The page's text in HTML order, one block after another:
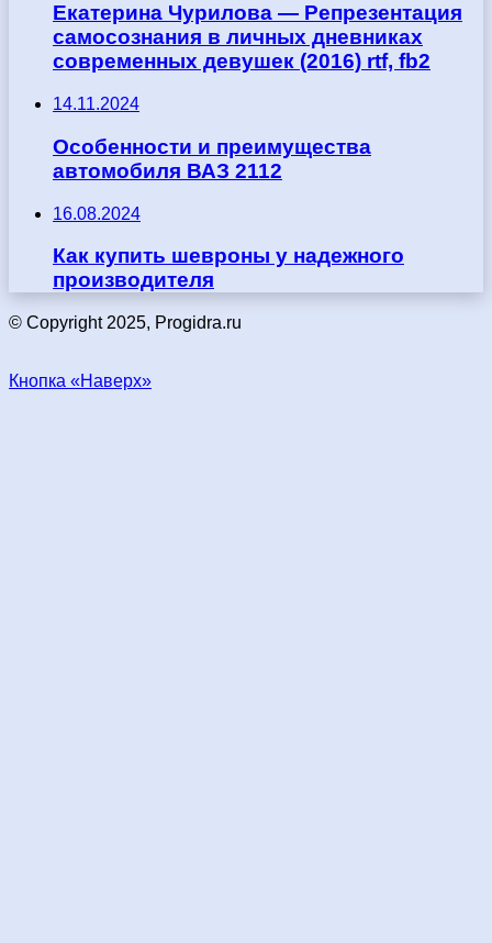
Екатерина Чурилова — Репрезентация
самосознания в личных дневниках
современных девушек (2016) rtf, fb2
14.11.2024
Особенности и преимущества
автомобиля ВАЗ 2112
16.08.2024
Как купить шевроны у надежного
производителя
© Copyright 2025, Progidra.ru
Кнопка «Наверх»